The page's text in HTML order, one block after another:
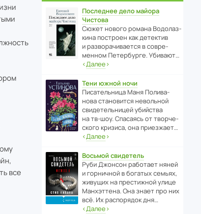
все
Последнее дело майора
Чистова
Сюжет нового романа Водо­ла­з­
кина пост­роен как дете­ктив
и разво­ра­чи­ва­ется в совре­
менном Пете­р­бурге. Убивают…
‹Далее›
Тени южной ночи
Писа­тель­ница Маня Поли­ва­
нова стано­вится невольной
свиде­тель­ницей убийства
на тв-шоу. Спасаясь от твор­че­
с­кого кризиса, она приезжает…
‹Далее›
Восьмой свидетель
Руби Джонсон рабо­тает няней
и горни­чной в богатых семьях,
живущих на прес­ти­жной улице
Манх­эт­тена. Она знает про них
всё. Их распо­рядок дня…
‹Далее›